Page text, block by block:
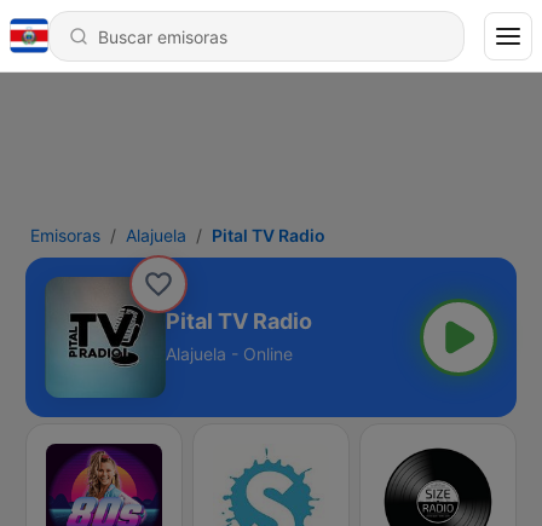
Emisoras Alajuela Pital TV Radio
Pital TV Radio
Alajuela - Online